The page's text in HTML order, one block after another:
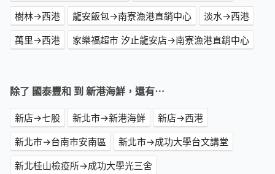
樹林→西港
龍安飯包→南寮漁港直銷中心
淡水→西港
萬里→西港
家樂福超市 汐止龍安店→南寮漁港直銷中心
除了 國泰豐和 到 新港海鮮，還有⋯
新店→七股 新北市→新港海鮮
新店→西港
新北市→台南市安南區
新北市→成功大學台文講堂
新北桂山檢疫所→成功大學光三舍